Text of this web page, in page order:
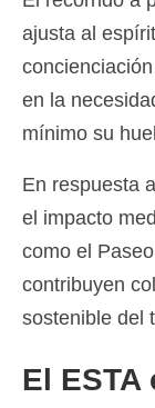
ajusta al
en la
mínimo su
En respuesta
el impacto
como el
contribuyen
sostenible del
El